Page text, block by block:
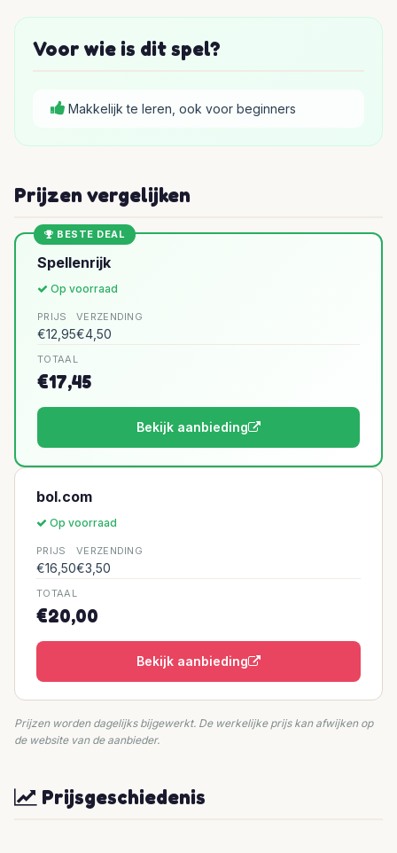
Voor wie is dit spel?
Makkelijk te leren, ook voor beginners
Prijzen vergelijken
BESTE DEAL
Spellenrijk
Op voorraad
PRIJS
€12,95
VERZENDING
€4,50
TOTAAL
€17,45
Bekijk aanbieding
bol.com
Op voorraad
PRIJS
€16,50
VERZENDING
€3,50
TOTAAL
€20,00
Bekijk aanbieding
Prijzen worden dagelijks bijgewerkt. De werkelijke prijs kan afwijken op
de website van de aanbieder.
Prijsgeschiedenis